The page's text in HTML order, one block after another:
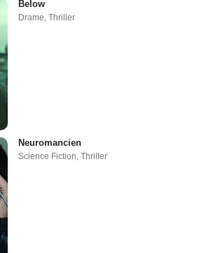
Below
Drame ,Thriller
Neuromancien
Science Fiction,Thriller